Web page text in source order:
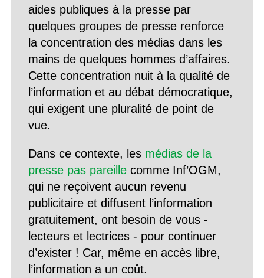
aides publiques à la presse par
quelques groupes de presse renforce
la concentration des médias dans les
mains de quelques hommes d’affaires.
Cette concentration nuit à la qualité de
l’information et au débat démocratique,
qui exigent une pluralité de point de
vue.
Dans ce contexte, les médias de la
presse pas pareillecomme Inf’OGM,
qui ne reçoivent aucun revenu
publicitaire et diffusent l’information
gratuitement, ont besoin de vous -
lecteurs et lectrices - pour continuer
d’exister ! Car, même en accès libre,
l’information a un coût.